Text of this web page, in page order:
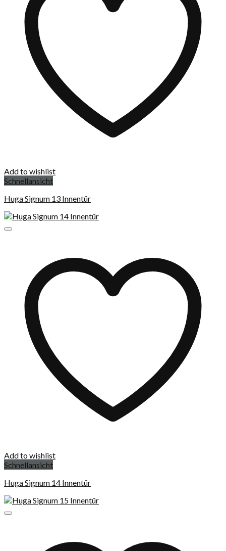
Add to wishlist
Schnellansicht
Huga Signum 13 Innentür
Add to wishlist
Schnellansicht
Huga Signum 14 Innentür